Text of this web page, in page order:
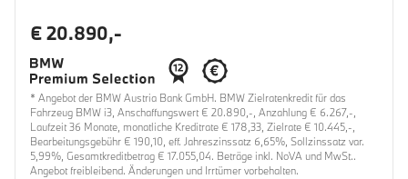
€ 20.890,-
* Angebot der BMW Austria Bank GmbH. BMW Zielratenkredit für das
Fahrzeug BMW i3, Anschaffungswert € 20.890,-, Anzahlung € 6.267,-,
Laufzeit 36 Monate, monatliche Kreditrate € 178,33, Zielrate € 10.445,-,
Bearbeitungsgebühr € 190,10, eff. Jahreszinssatz 6,65%, Sollzinssatz var.
5,99%, Gesamtkreditbetrag € 17.055,04. Beträge inkl. NoVA und MwSt..
Angebot freibleibend. Änderungen und Irrtümer vorbehalten.